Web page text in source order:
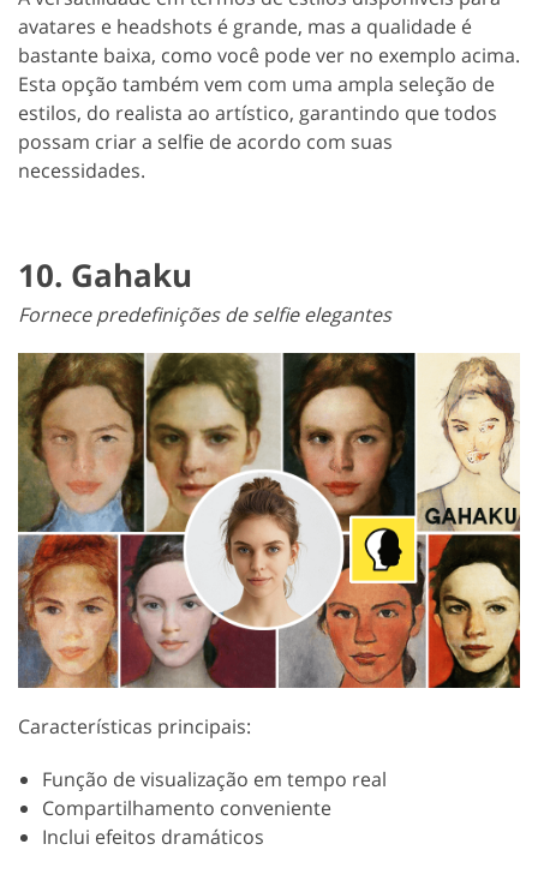
avatares e headshots é grande, mas a qualidade é
bastante baixa, como você pode ver no exemplo acima.
Esta opção também vem com uma ampla seleção de
estilos, do realista ao artístico, garantindo que todos
possam criar a selfie de acordo com suas
necessidades.
10. Gahaku
Fornece predefinições de selfie elegantes
Características principais:
Função de visualização em tempo real
Compartilhamento conveniente
Inclui efeitos dramáticos